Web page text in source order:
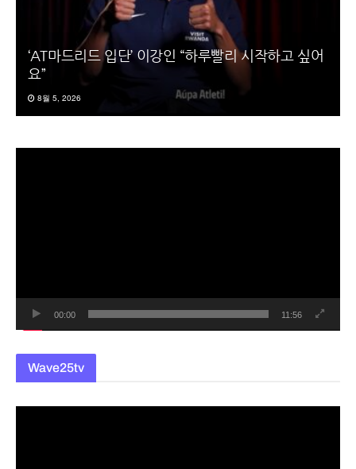
‘AT마드리드 입단’ 이강인 “하루빨리 시작하고 싶어
요”
8월 5, 2026
00:00 11:56
Wave25tv